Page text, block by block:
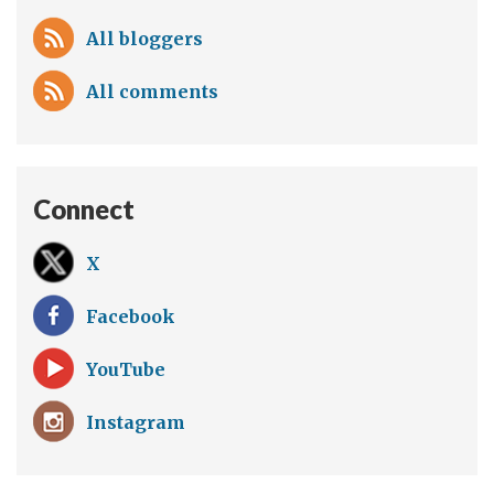
All bloggers
All comments
Connect
X
Facebook
YouTube
Instagram